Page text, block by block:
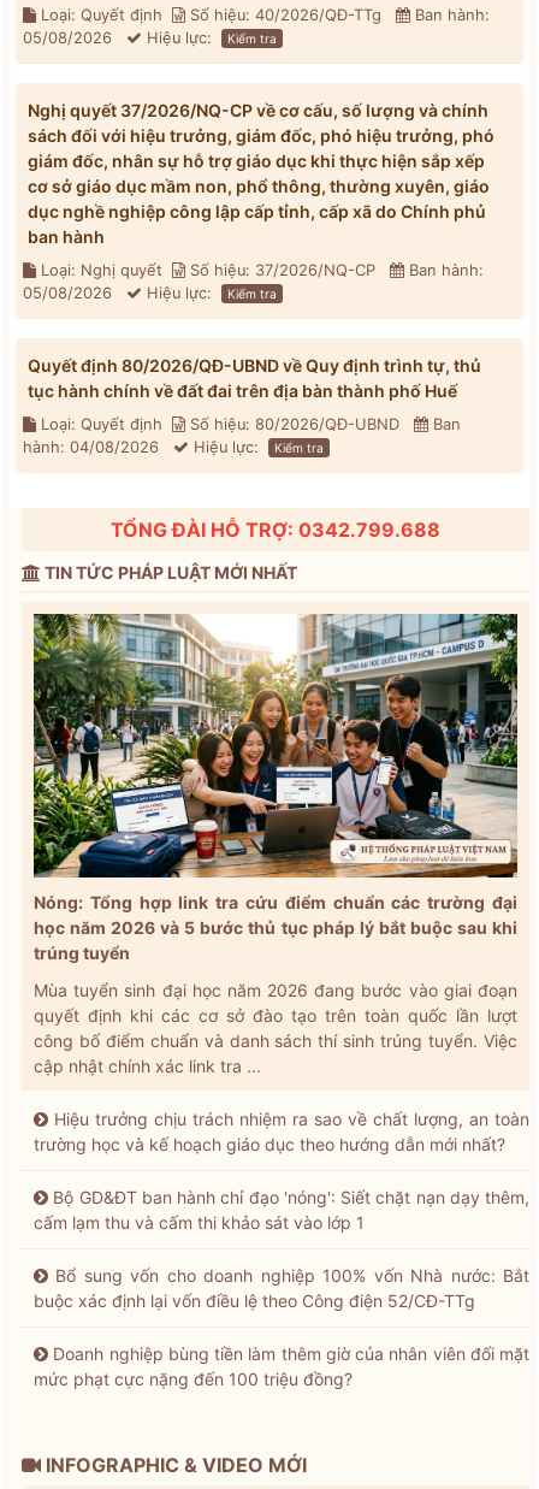
Loại: Quyết định Số hiệu: 40/2026/QĐ-TTg
Ban hành:
05/08/2026
Hiệu lực: Kiểm tra
Nghị quyết 37/2026/NQ-CP về cơ cấu, số lượng và chính
sách đối với hiệu trưởng, giám đốc, phó hiệu trưởng, phó
giám đốc, nhân sự hỗ trợ giáo dục khi thực hiện sắp xếp
cơ sở giáo dục mầm non, phổ thông, thường xuyên, giáo
dục nghề nghiệp công lập cấp tỉnh, cấp xã do Chính phủ
ban hành
Loại: Nghị quyết Số hiệu: 37/2026/NQ-CP
Ban hành:
05/08/2026
Hiệu lực: Kiểm tra
Quyết định 80/2026/QĐ-UBND về Quy định trình tự, thủ
tục hành chính về đất đai trên địa bàn thành phố Huế
Loại: Quyết định Số hiệu: 80/2026/QĐ-UBND
Ban
hành: 04/08/2026
Hiệu lực: Kiểm tra
TỔNG ĐÀI HỖ TRỢ: 0342.799.688
TIN TỨC PHÁP LUẬT MỚI NHẤT
Nóng: Tổng hợp link tra cứu điểm chuẩn các trường đại
học năm 2026 và 5 bước thủ tục pháp lý bắt buộc sau khi
trúng tuyển
Mùa tuyển sinh đại học năm 2026 đang bước vào giai đoạn
quyết định khi các cơ sở đào tạo trên toàn quốc lần lượt
công bố điểm chuẩn và danh sách thí sinh trúng tuyển. Việc
cập nhật chính xác link tra ...
Hiệu trưởng chịu trách nhiệm ra sao về chất lượng, an toàn
trường học và kế hoạch giáo dục theo hướng dẫn mới nhất?
Bộ GD&ĐT ban hành chỉ đạo 'nóng': Siết chặt nạn dạy thêm,
cấm lạm thu và cấm thi khảo sát vào lớp 1
Bổ sung vốn cho doanh nghiệp 100% vốn Nhà nước: Bắt
buộc xác định lại vốn điều lệ theo Công điện 52/CĐ-TTg
Doanh nghiệp bùng tiền làm thêm giờ của nhân viên đối mặt
mức phạt cực nặng đến 100 triệu đồng?
INFOGRAPHIC & VIDEO MỚI